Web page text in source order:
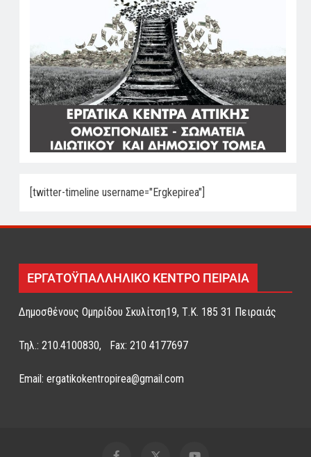
[twitter-timeline username="Ergkepirea"]
ΕΡΓΑΤΟΫΠΑΛΛΗΛΙΚΟ ΚΕΝΤΡΟ ΠΕΙΡΑΙΑ
Δημοσθένους Ομηρίδου Σκυλίτση19, Τ.Κ. 185 31 Πειραιάς
Τηλ.: 210.4100830, Fax: 210 4177697
Email: ergatikokentropirea@gmail.com